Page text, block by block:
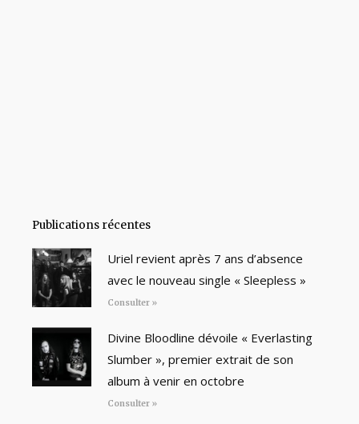
Publications récentes
Uriel revient après 7 ans d’absence
avec le nouveau single « Sleepless »
Consulter »
Divine Bloodline dévoile « Everlasting
Slumber », premier extrait de son
album à venir en octobre
Consulter »